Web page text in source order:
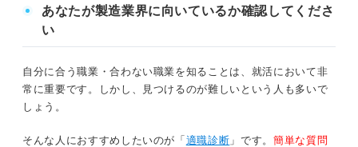
あなたが製造業界に向いているか確認してくださ
い
自分に合う職業・合わない職業を知ることは、就活において非
常に重要です。しかし、見つけるのが難しいという人も多いで
しょう。
そんな人におすすめしたいのが「 適職診断 」です。 簡単な質問